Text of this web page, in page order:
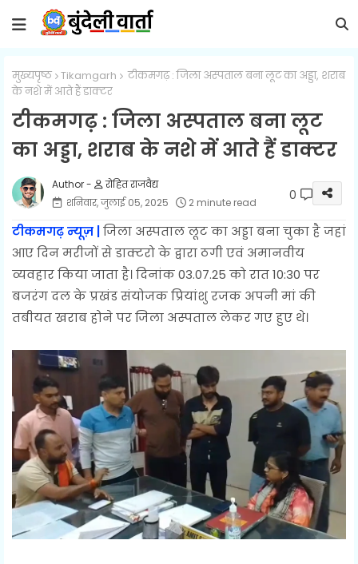
मुख्यपृष्ठ Tikamgarh
टीकमगढ़ : जिला अस्पताल बना लूट का अड्डा, शराब
के नशे में आते हैं डाक्टर
टीकमगढ़ : जिला अस्पताल बना लूट
का अड्डा, शराब के नशे में आते हैं डाक्टर
रोहित राजवैद्य
शनिवार, जुलाई 05, 2025
2 minute read 0
टीकमगढ़ न्यूज़ | जिला अस्पताल लूट का अड्डा बना चुका है जहां
आए दिन मरीजों से डाक्टरो के द्वारा ठगी एवं अमानवीय
व्यवहार किया जाता है। दिनांक 03.07.25 को रात 10:30 पर
बजरंग दल के प्रखंड संयोजक प्रियांशु रजक अपनी मां की
तबीयत खराब होने पर जिला अस्पताल लेकर गए हुए थे।